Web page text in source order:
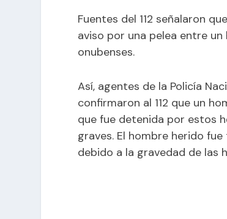
Fuentes del 112 señalaron
aviso por una pelea entre
onubenses.
Así, agentes de la Policía
confirmaron al 112 que un
que fue detenida por estos
graves. El hombre herido
debido a la gravedad de las